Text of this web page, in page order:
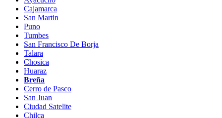
Cajamarca
San Martin
Puno
Tumbes
San Francisco De Borja
Talara
Chosica
Huaraz
Breña
Cerro de Pasco
San Juan
Ciudad Satelite
Chilca